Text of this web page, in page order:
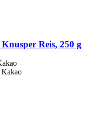
Reis, 250 g